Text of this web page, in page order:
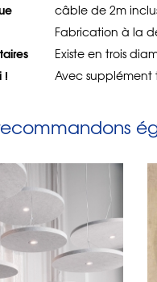
câble de 2m
Fabrication à la
Existe en trois
! Avec supplément